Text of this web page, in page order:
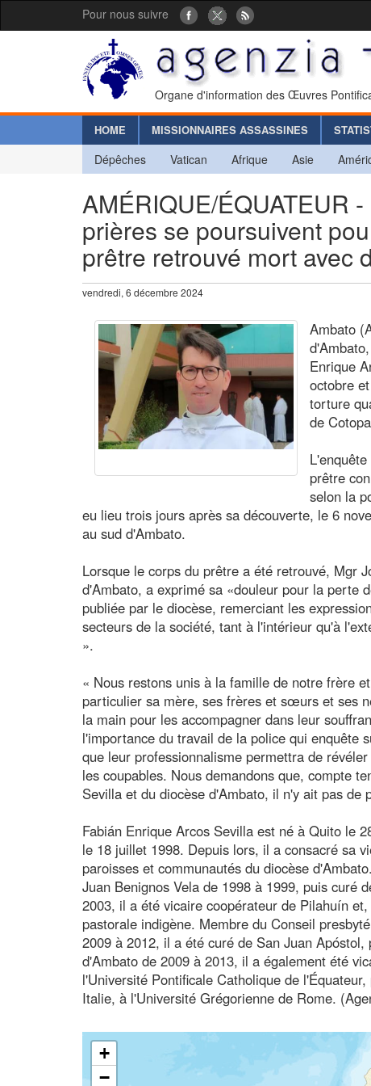
Pour nous suivre
Organe d'information des Œuvres
HOME MISSIONNAIRES ASSASSINES
Dépêches Vatican Afrique Asie
AMÉRIQUE/ÉQUATEUR
prières se poursuivent
prêtre retrouvé mort avec
vendredi, 6 décembre 2024
Ambato
Enrique
octobre
torture
de
prêtre
selon la
eu lieu trois jours après sa découverte, le 6
au sud d'Ambato.
Lorsque le corps du prêtre a été retrouvé, Mgr
d'Ambato, a exprimé sa «douleur pour la perte
publiée par le diocèse, remerciant les
secteurs de la société, tant à l'intérieur qu'à
».
« Nous restons unis à la famille de notre frère
particulier sa mère, ses frères et sœurs et ses
la main pour les accompagner dans leur
l'importance du travail de la police qui enquête
que leur professionnalisme permettra de
les coupables. Nous demandons que, compte
Sevilla et du diocèse d'Ambato, il n'y ait pas de
Fabián Enrique Arcos Sevilla est né à Quito le
le 18 juillet 1998. Depuis lors, il a consacré sa
paroisses et communautés du diocèse
Juan Benignos Vela de 1998 à 1999, puis curé
2003, il a été vicaire coopérateur de Pilahuín
pastorale indigène. Membre du Conseil
2009 à 2012, il a été curé de San Juan
d'Ambato de 2009 à 2013, il a également été
l'Université Pontificale Catholique de
Italie, à l'Université Grégorienne de Rome.
+
−